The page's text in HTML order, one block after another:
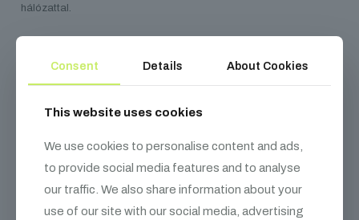
hálózattal.
Kapcsolódótermékek
Consent Details About Cookies
This website uses cookies
We use cookies to personalise content and ads,
to provide social media features and to analyse
our traffic. We also share information about your
use of our site with our social media, advertising